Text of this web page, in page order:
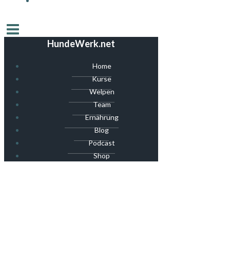
HundeWerk.net
Home
Kurse
Welpen
Team
Ernährung
Blog
Podcast
Shop